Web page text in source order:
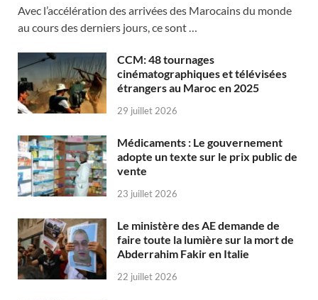
Avec l’accélération des arrivées des Marocains du monde
au cours des derniers jours, ce sont …
CCM: 48 tournages
cinématographiques et télévisées
étrangers au Maroc en 2025
29 juillet 2026
Médicaments : Le gouvernement
adopte un texte sur le prix public de
vente
23 juillet 2026
Le ministère des AE demande de
faire toute la lumière sur la mort de
Abderrahim Fakir en Italie
22 juillet 2026